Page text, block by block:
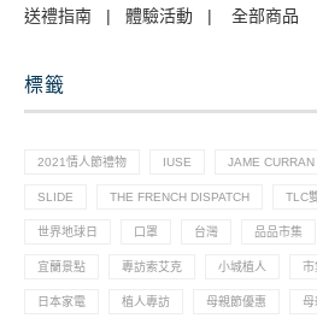
送禮指南 | 體驗活動 | 全部商品
標籤
2021情人節禮物 IUSE JAME CURRAN
SLIDE THE FRENCH DISPATCH TLC
世界地球日 口罩 台灣 品品市集
宜蘭景點 專訪索艾克 小城植人 市
日本家電 植人專訪 母親節優惠 母